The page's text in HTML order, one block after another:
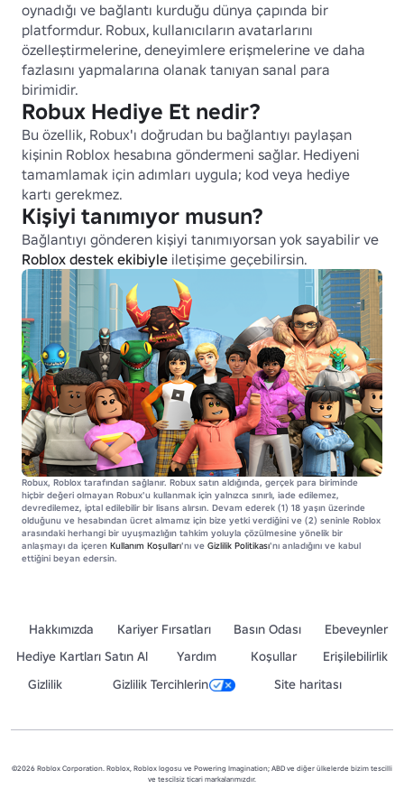
oynadığı ve bağlantı kurduğu dünya çapında bir
platformdur. Robux, kullanıcıların avatarlarını
özelleştirmelerine, deneyimlere erişmelerine ve daha
fazlasını yapmalarına olanak tanıyan sanal para
birimidir.
Robux Hediye Et nedir?
Bu özellik, Robux'ı doğrudan bu bağlantıyı paylaşan
kişinin Roblox hesabına göndermeni sağlar. Hediyeni
tamamlamak için adımları uygula; kod veya hediye
kartı gerekmez.
Kişiyi tanımıyor musun?
Roblox destek ekibiyle iletişime geçebilirsin.
Robux, Roblox tarafından sağlanır. Robux satın aldığında, gerçek para biriminde
hiçbir değeri olmayan Robux'u kullanmak için yalnızca sınırlı, iade edilemez,
devredilemez, iptal edilebilir bir lisans alırsın. Devam ederek (1) 18 yaşın üzerinde
olduğunu ve hesabından ücret almamız için bize yetki verdiğini ve (2) seninle Roblox
arasındaki herhangi bir uyuşmazlığın tahkim yoluyla çözülmesine yönelik bir
anlaşmayı da içeren Kullanım Koşulları'nı ve Gizlilik Politikası'nı anladığını ve kabul
ettiğini beyan edersin.
Hakkımızda Kariyer Fırsatları Basın Odası
Ebeveynler
Hediye Kartları Satın Al
Yardım Koşullar
Erişilebilirlik
Gizlilik
Gizlilik Tercihlerin Site haritası
©2026 Roblox Corporation. Roblox, Roblox logosu ve Powering Imagination; ABD ve diğer ülkelerde bizim tescilli
ve tescilsiz ticari markalarımızdır.